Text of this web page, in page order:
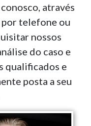
através
por telefone ou
nossos
do caso e
qualificados e
posta a seu